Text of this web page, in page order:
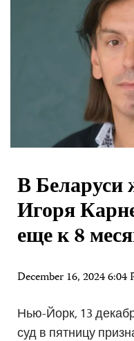
В Беларуси
Игоря
еще к 8
December 16, 2024 6:04
Нью-Йорк, 13
суд в пятницу